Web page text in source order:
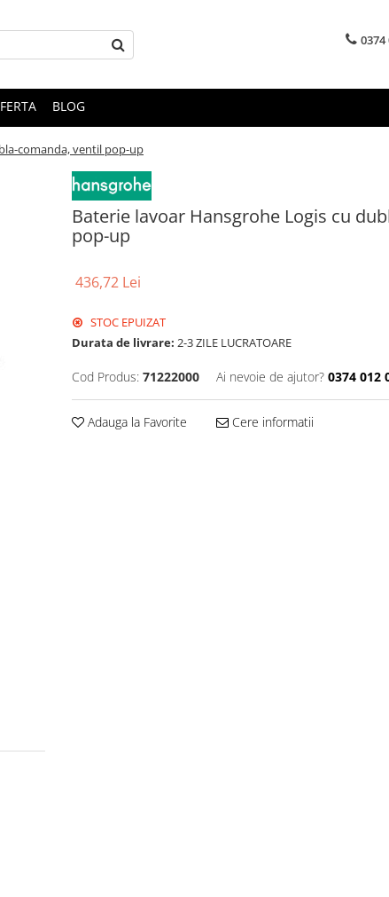
0374
BLOG
comanda, ventil pop-up
Baterie lavoar Hansgrohe Logis cu
pop-up
436,72 Lei
STOC EPUIZAT
Durata de livrare: 2-3 ZILE LUCRATOARE
Cod Produs: 71222000 Ai nevoie de ajutor? 0374 012
Adauga la Favorite Cere informatii